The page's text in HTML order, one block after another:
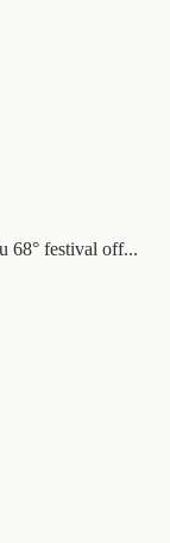
68° festival off...